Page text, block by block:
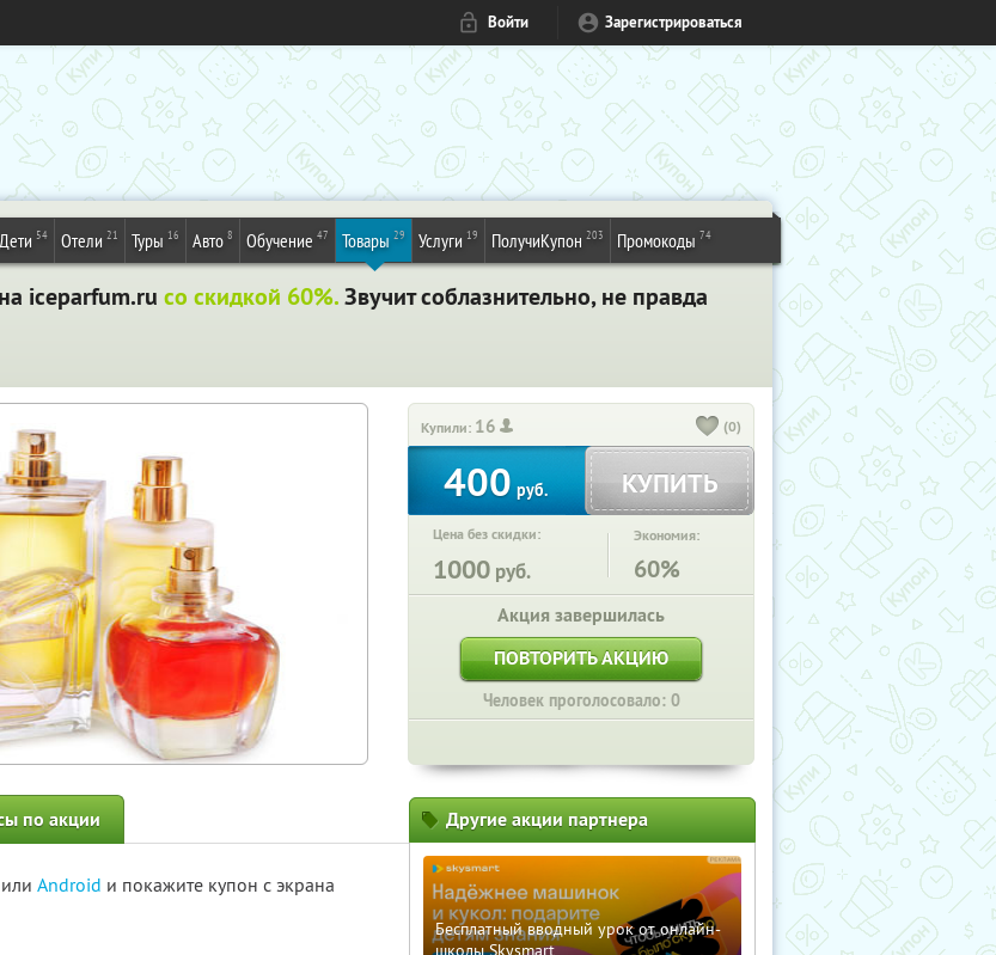
Войти Зарегистрироваться
Дети 54 Отели 21 Туры 16 Авто 8 Обучение 47 Товары 29 Услуги 19 ПолучиКупон 203 Промокоды 74
iceparfum.ru со скидкой 60%.Звучит соблазнительно, не правда
Купили: 16 (0)
400 руб. КУПИТЬ
Цена без скидки:
1000 руб.
Экономия:
60%
Акция завершилась
ПОВТОРИТЬ АКЦИЮ
Человек проголосовало: 0
по акции
или Android и покажите купон с экрана
Другие акции партнера
Бесплатный вводный урок от онлайн-
школы Skysmart